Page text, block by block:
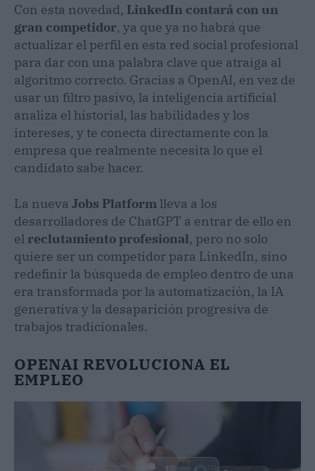
Con esta novedad, LinkedIn contará con un
gran competidor, ya que ya no habrá que
actualizar el perfil en esta red social profesional
para dar con una palabra clave que atraiga al
algoritmo correcto. Gracias a OpenAI, en vez de
usar un filtro pasivo, la inteligencia artificial
analiza el historial, las habilidades y los
intereses, y te conecta directamente con la
empresa que realmente necesita lo que el
candidato sabe hacer.
La nueva Jobs Platform lleva a los
desarrolladores de ChatGPT a entrar de ello en
el reclutamiento profesional, pero no solo
quiere ser un competidor para LinkedIn, sino
redefinir la búsqueda de empleo dentro de una
era transformada por la automatización, la IA
generativa y la desaparición progresiva de
trabajos tradicionales.
OPENAI REVOLUCIONA EL
EMPLEO